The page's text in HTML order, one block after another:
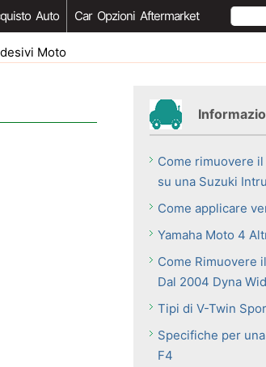
Auto Car Opzioni Aftermarket
Moto
Come rimuovere
su una Suzuki
Come applicare
Yamaha Moto 4
Come Rimuovere
Dal 2004 Dyna
Tipi di V-Twin
Specifiche per
F4